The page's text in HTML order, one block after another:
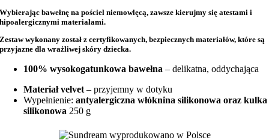
Wybierając bawełnę napościel niemowlęcą, zawsze kierujmy się atestami i
hipoalergicznymi materiałami.
Zestaw wykonany został zcertyfikowanych, bezpiecznych materiałów, które są
przyjazne dla wrażliwej skóry dziecka.
100% wysokogatunkowa bawełna – delikatna, oddychająca
Materiał velvet – przyjemny w dotyku
Wypełnienie:antyalergiczna włóknina silikonowa oraz kulka
silikonowa 250 g